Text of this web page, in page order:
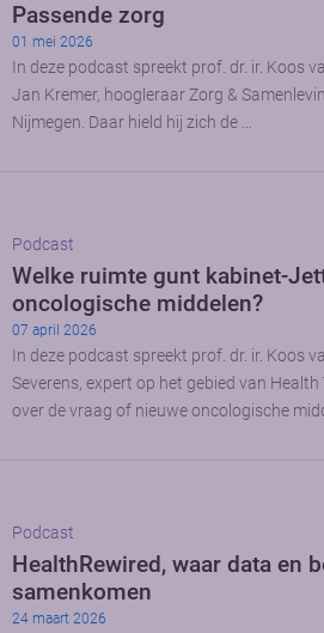
Passende zorg
01 mei 2026
In deze podcast spreekt prof. dr. ir. Koos
Jan Kremer, hoogleraar Zorg &
Nijmegen. Daar hield hij zich de …
Podcast
Welke ruimte gunt kabinet-
oncologische middelen?
07 april 2026
In deze podcast spreekt prof. dr. ir. Koos
Severens, expert op het gebied van
over de vraag of nieuwe oncologische
Podcast
HealthRewired, waar data en
samenkomen
24 maart 2026